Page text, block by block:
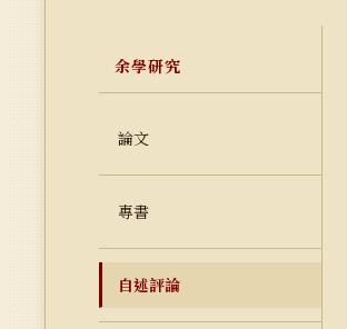
余學研究
論文
專書
自述評論